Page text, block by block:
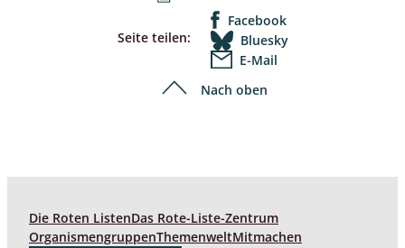
Seite teilen:
Facebook
Bluesky
E-Mail
Nach oben
Die Roten ListenDas Rote-Liste-Zentrum
OrganismengruppenThemenweltMitmachen